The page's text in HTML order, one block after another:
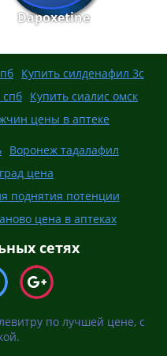
Dapoxetine
Купить силденафил 3с
Купить сиалис омск
цены в аптеке
Воронеж тадалафил
цена
поднятия потенции
цена в аптеках
сетях
по лучшей цене, с